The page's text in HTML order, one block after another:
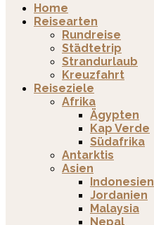
Home
Reisearten
Rundreise
Städtetrip
Strandurlaub
Kreuzfahrt
Reiseziele
Afrika
Ägypten
Kap Verde
Südafrika
Antarktis
Asien
Indonesien
Jordanien
Malaysia
Nepal